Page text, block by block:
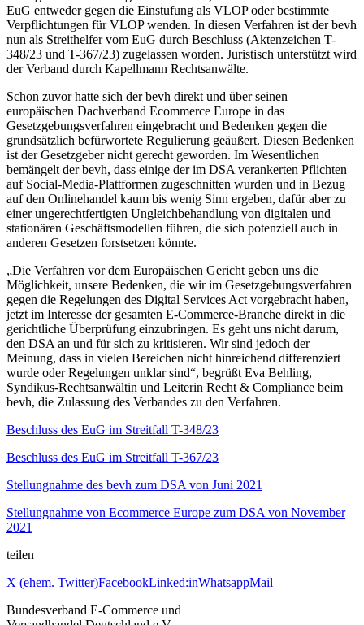
EuG entweder gegen die Einstufung als VLOP oder bestimmte
Verpflichtungen für VLOP wenden. In diesen Verfahren ist der bevh
nun als Streithelfer vom EuG durch Beschluss (Aktenzeichen T-
348/23 und T-367/23) zugelassen worden. Juristisch unterstützt wird
der Verband durch Kapellmann Rechtsanwälte.
Schon zuvor hatte sich der bevh direkt und über seinen
europäischen Dachverband Ecommerce Europe in das
Gesetzgebungsverfahren eingebracht und Bedenken gegen die
grundsätzlich befürwortete Regulierung geäußert. Diesen Bedenken
ist der Gesetzgeber nicht gerecht geworden. Im Wesentlichen
bemängelt der bevh, dass einige der im DSA verankerten Pflichten
auf Social-Media-Plattformen zugeschnitten wurden und in Bezug
auf den Onlinehandel kaum bis wenig Sinn ergeben, dafür aber zu
einer ungerechtfertigten Ungleichbehandlung von digitalen und
stationären Geschäftsmodellen führen, die sich potenziell auch in
anderen Gesetzen forstsetzen könnte.
„Die Verfahren vor dem Europäischen Gericht geben uns die
Möglichkeit, unsere Bedenken, die wir im Gesetzgebungsverfahren
gegen die Regelungen des Digital Services Act vorgebracht haben,
jetzt im Interesse der gesamten E-Commerce-Branche direkt in die
gerichtliche Überprüfung einzubringen. Es geht uns nicht darum,
den DSA an und für sich zu kritisieren. Wir sind jedoch der
Meinung, dass in vielen Bereichen nicht hinreichend differenziert
wurde oder Regelungen unklar sind“, begrüßt Eva Behling,
Syndikus-Rechtsanwältin und Leiterin Recht & Compliance beim
bevh, die Zulassung des Verbandes zu den Verfahren.
Beschluss des EuG im Streitfall T-348/23
Beschluss des EuG im Streitfall T-367/23
Stellungnahme des bevh zum DSA von Juni 2021
Stellungnahme von Ecommerce Europe zum DSA von November
2021
teilen
X (ehem. Twitter)FacebookLinked:inWhatsappMail
Bundesverband E-Commerce und